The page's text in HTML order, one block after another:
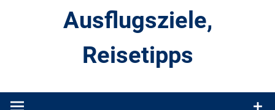
Ausflugsziele,
Reisetipps
Produkttests und Buchrezensionen. Ein Blog für alle, die gern